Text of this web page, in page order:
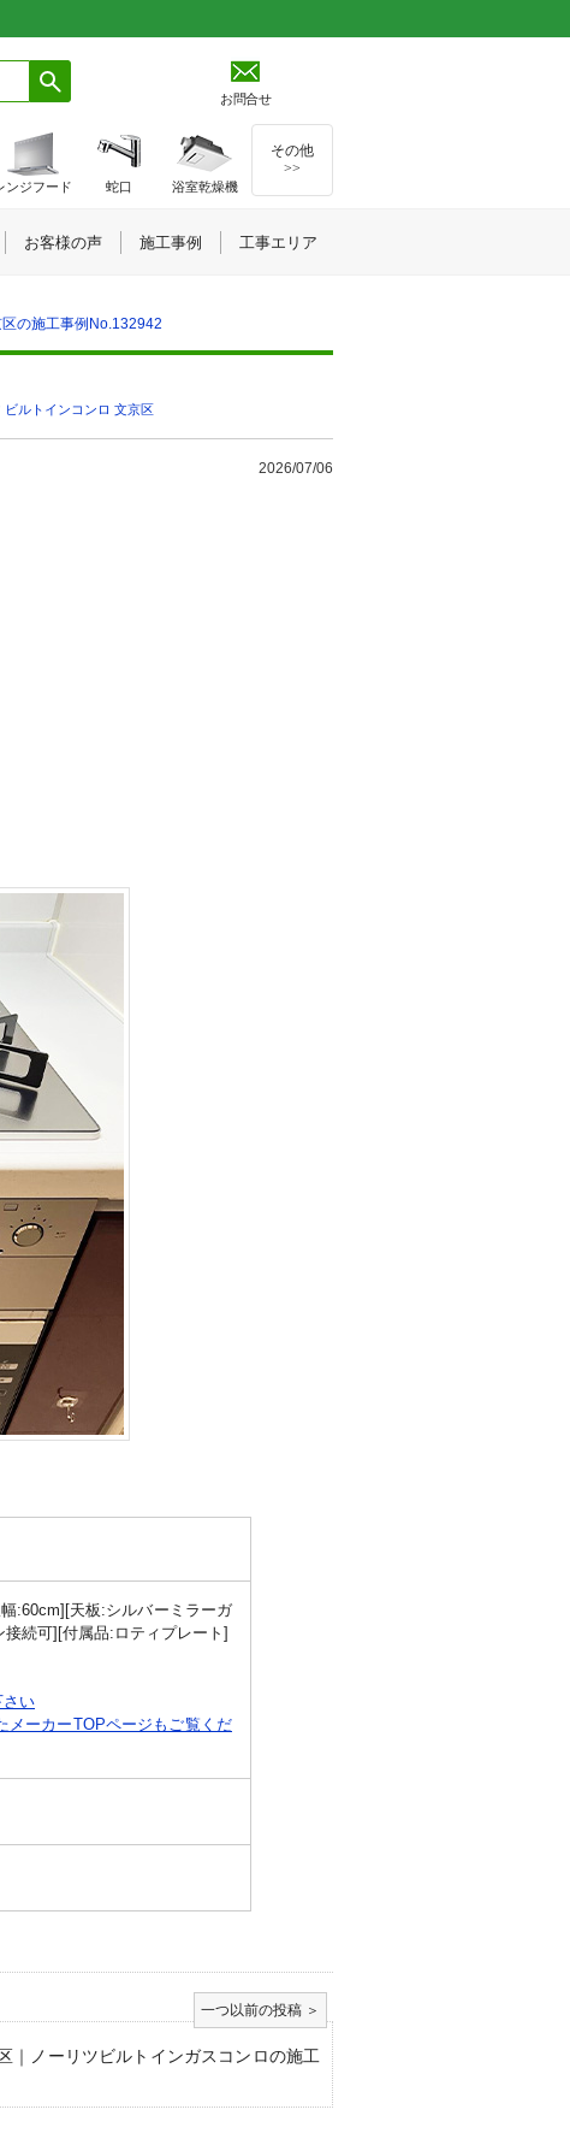
お問合せ
の施工事例No.132942
ビルトインコンロ 文京区
2026/07/06
:60cm][天板:シルバーミラーガ
続可][付属品:ロティプレート]
さい
メーカーTOPページもご覧くだ
｜ノーリツビルトインガスコンロの施工
ンジフード 蛇口 浴室乾燥機
その他
>>
お客様の声 施工事例 工事エリア